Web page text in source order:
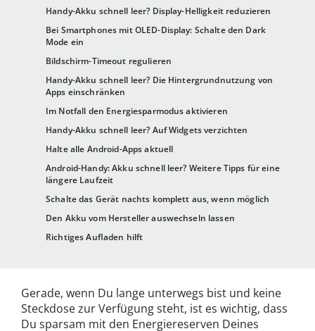
Handy-Akku schnell leer? Display-Helligkeit reduzieren
Bei Smartphones mit OLED-Display: Schalte den Dark
Mode ein
Bildschirm-Timeout regulieren
Handy-Akku schnell leer? Die Hintergrundnutzung von
Apps einschränken
Im Notfall den Energiesparmodus aktivieren
Handy-Akku schnell leer? Auf Widgets verzichten
Halte alle Android-Apps aktuell
Android-Handy: Akku schnell leer? Weitere Tipps für eine
längere Laufzeit
Schalte das Gerät nachts komplett aus, wenn möglich
Den Akku vom Hersteller auswechseln lassen
Richtiges Aufladen hilft
Gerade, wenn Du lange unterwegs bist und keine
Steckdose zur Verfügung steht, ist es wichtig, dass
Du sparsam mit den Energiereserven Deines